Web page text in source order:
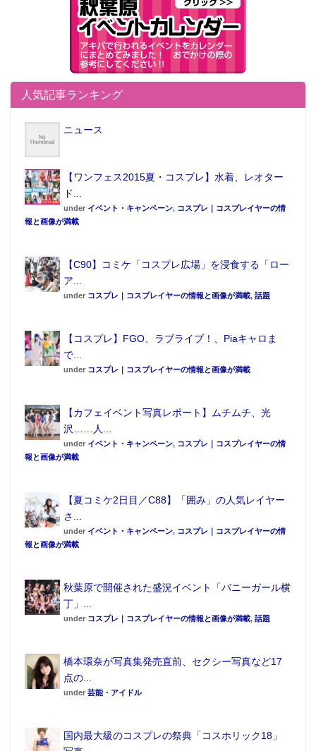
人気記事ランキング
ニュース
【ワンフェス2015夏・コスプレ】水着、レオター
ド...
under イベント・キャンペーン, コスプレ｜コスプレイヤーの情
報と画像が満載
【C90】コミケ「コスプレ広場」を浸食する「ロー
ア...
under コスプレ｜コスプレイヤーの情報と画像が満載, 話題
【コスプレ】FGO、ラブライブ！、Piaキャロま
で...
under コスプレ｜コスプレイヤーの情報と画像が満載
【カフェイベント写真レポート】ムチムチ、光
沢……人...
under イベント・キャンペーン, コスプレ｜コスプレイヤーの情
報と画像が満載
【夏コミケ2日目／C88】「囲み」の人気レイヤー
さ...
under イベント・キャンペーン, コスプレ｜コスプレイヤーの情
報と画像が満載
秋葉原で開催された盛況イベント「バニーガール横
丁」...
under コスプレ｜コスプレイヤーの情報と画像が満載, 話題
橋本環奈が写真集発売直前、セクシー写真など17
点の...
under 芸能・アイドル
国内最大級のコスプレの祭典「コスホリック18」